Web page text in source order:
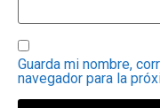
Guarda mi nombre,
navegador para la